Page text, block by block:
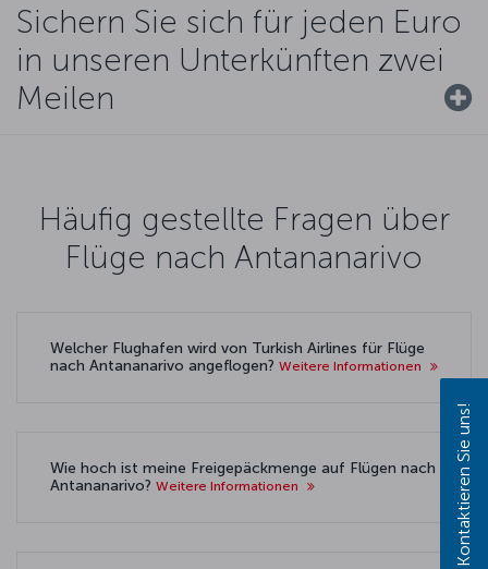
Sichern Sie sich für jeden Euro
in unseren Unterkünften zwei
Meilen
Häufig gestellte Fragen über
Flüge nach Antananarivo
Welcher Flughafen wird von Turkish Airlines für Flüge
nach Antananarivo angeflogen? Weitere Informationen
Wie hoch ist meine Freigepäckmenge auf Flügen nach
Antananarivo? Weitere Informationen Kontaktieren Sie uns!